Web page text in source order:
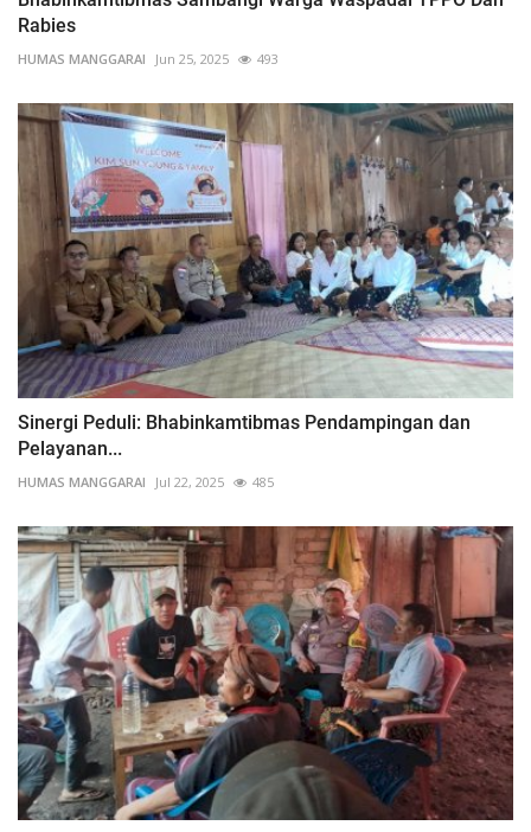
Rabies
HUMAS MANGGARAI Jun 25, 2025 493
Sinergi Peduli: Bhabinkamtibmas Pendampingan dan
Pelayanan...
HUMAS MANGGARAI Jul 22, 2025 485